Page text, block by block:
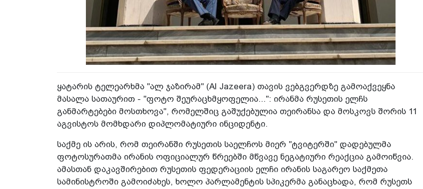
ყატარის ტელეარხმა "ალ ჯაზირამ" (Al Jazeera) თავის ვებგვერდზე გამოაქვეყნა
მასალა სათაურით - "ფოტო შეურაცხმყოფელია...": ირანმა რუსეთის ელჩს
განმარტებები მოსთხოვა", რომელშიც გაშუქებულია თეირანსა და მოსკოვს შორის 11
აგვისტოს მომხდარი დიპლომატიური ინციდენტი.
საქმე ის არის, რომ თეირანში რუსეთის საელჩოს მიერ "ტვიტერში" დადებულმა
ფოტოსურათმა ირანის ოფიციალურ წრეებში მწვავე ნეგატიური რეაქცია გამოიწვია.
ამასთან დაკავშირებით რუსეთის ფედერაციის ელჩი ირანის საგარეო საქმეთა
სამინისტროში გამოიძახეს, ხოლო პარლამენტის სპიკერმა განაცხადა, რომ რუსეთს